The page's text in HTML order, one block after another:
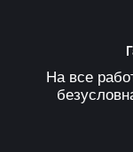
На все